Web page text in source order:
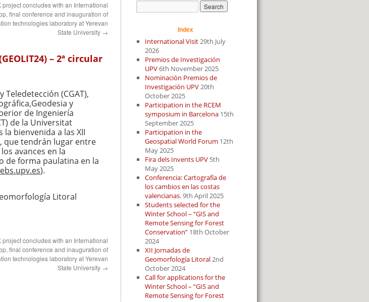
project concludes with an International
final conference and inauguration of
technologies laboratory at Yerevan
State University →
– 2ª circular
(CGAT),
y
de Ingeniería
de la Universitat
bienvenida a las XII
que tendrán lugar entre
avances en la
de forma paulatina en la
).
Litoral
project concludes with an International
final conference and inauguration of
technologies laboratory at Yerevan
State University →
Index
International Visit29th July
2026
Premios de Investigación
UPV6th November 2025
Nominación Premios de
Investigación UPV20th
October 2025
Participation in the RCEM
symposium in Barcelona 15th
September 2025
Participation in the
Geospatial World Forum 12th
May 2025
Fira dels Invents UPV 5th
May 2025
Conferencia: Cartografía de
los cambios en las costas
valencianas.9th April 2025
Students selected for the
Winter School – “GIS and
Remote Sensing for Forest
Conservation” 18th October
2024
XII Jornadas de
Geomorfología Litoral2nd
October 2024
Call for applications for the
Winter School – “GIS and
Remote Sensing for Forest